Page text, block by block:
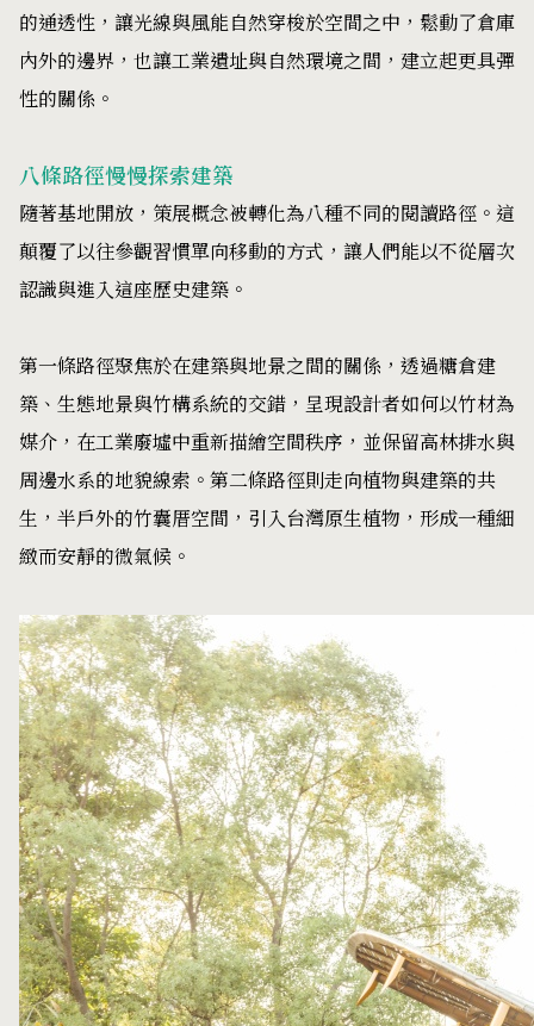
的通透性，讓光線與風能自然穿梭於空間之中，鬆動了倉庫
內外的邊界，也讓工業遺址與自然環境之間，建立起更具彈
性的關係。
八條路徑慢慢探索建築
隨著基地開放，策展概念被轉化為八種不同的閱讀路徑。這
顛覆了以往參觀習慣單向移動的方式，讓人們能以不從層次
認識與進入這座歷史建築。
第一條路徑聚焦於在建築與地景之間的關係，透過糖倉建
築、生態地景與竹構系統的交錯，呈現設計者如何以竹材為
媒介，在工業廢墟中重新描繪空間秩序，並保留高林排水與
周邊水系的地貌線索。第二條路徑則走向植物與建築的共
生，半戶外的竹囊厝空間，引入台灣原生植物，形成一種細
緻而安靜的微氣候。